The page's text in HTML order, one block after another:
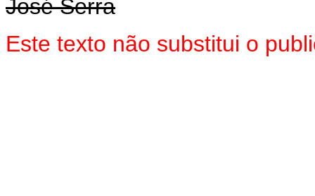
José Serra
Este texto não substitui o